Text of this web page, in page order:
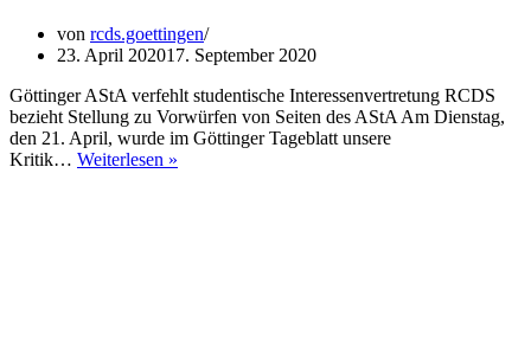
von rcds.goettingen
23. April 202017. September 2020
Göttinger AStA verfehlt studentische Interessenvertretung RCDS
bezieht Stellung zu Vorwürfen von Seiten des AStA Am Dienstag,
den 21. April, wurde im Göttinger Tageblatt unsere
Kritik… Weiterlesen »